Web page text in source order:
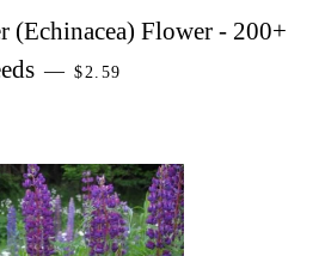
(Echinacea) Flower - 200+
— PREZZO DI LISTINO
$2.59